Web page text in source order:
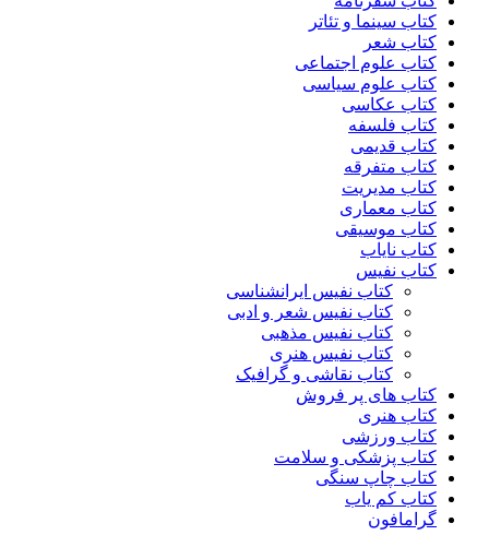
کتاب سینما و تئاتر
کتاب شعر
کتاب علوم اجتماعی
کتاب علوم سیاسی
کتاب عکاسی
کتاب فلسفه
کتاب قدیمی
کتاب متفرقه
کتاب مدیریت
کتاب معماری
کتاب موسیقی
کتاب نایاب
کتاب نفیس
کتاب نفیس ایرانشناسی
کتاب نفیس شعر و ادبی
کتاب نفیس مذهبی
کتاب نفیس هنری
کتاب نقاشی و گرافیک
کتاب های پر فروش
کتاب هنری
کتاب ورزشی
کتاب پزشکی و سلامت
کتاب چاپ سنگی
کتاب کم یاب
گرامافون